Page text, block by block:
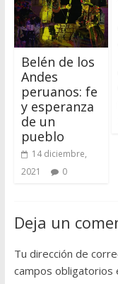
Belén de los
Andes
peruanos: fe
y esperanza
de un
pueblo
14 diciembre,
2021
0
Deja un
Tu dirección de
campos obligatorios